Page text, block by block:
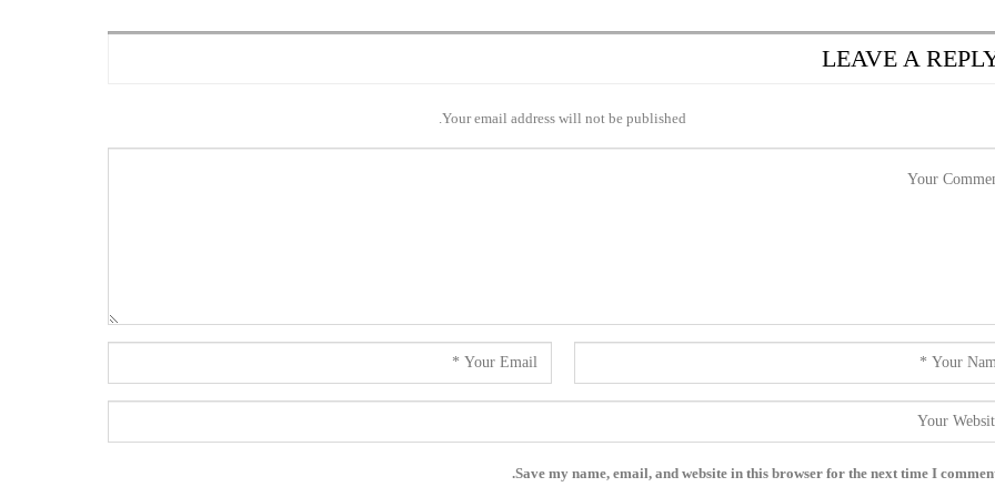
LEAVE A
Your email address will not be published.
Save my name, email, and website in this browser for the next time I